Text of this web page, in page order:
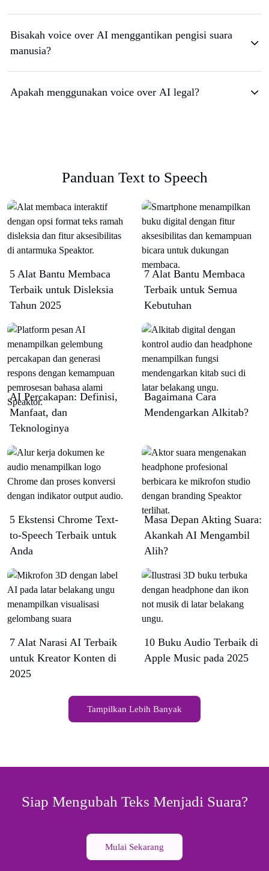
Bisakah voice over AI menggantikan pengisi suara
manusia?
Apakah menggunakan voice over AI legal?
Panduan Text to Speech
5 Alat Bantu Membaca
Terbaik untuk Disleksia
Tahun 2025
7 Alat Bantu Membaca
Terbaik untuk Semua
Kebutuhan
AI Percakapan: Definisi,
Manfaat, dan
Teknologinya
Bagaimana Cara
Mendengarkan Alkitab?
5 Ekstensi Chrome Text-
to-Speech Terbaik untuk
Anda
Masa Depan Akting Suara:
Akankah AI Mengambil
Alih?
7 Alat Narasi AI Terbaik
untuk Kreator Konten di
2025
10 Buku Audio Terbaik di
Apple Music pada 2025
Tampilkan Lebih Banyak
Siap Mengubah Teks Menjadi Suara?
Mulai Sekarang